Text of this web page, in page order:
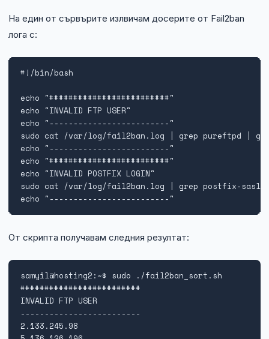
На един от сървърите излвичам досерите от Fail2ban
лога с:
#!/bin/bash
echo "#########################"
echo "INVALID FTP USER"
echo "-------------------------"
sudo cat /var/log/fail2ban.log | grep pureftpd |
echo "-------------------------"
echo "#########################"
echo "INVALID POSTFIX LOGIN"
sudo cat /var/log/fail2ban.log | grep postfix-
echo "-------------------------"
От скрипта получавам следния резултат:
samyil@hosting2:~$ sudo ./fail2ban_sort.sh
#########################
INVALID FTP USER
-------------------------
2.133.245.98